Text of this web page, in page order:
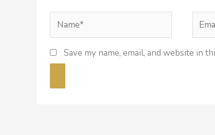
Save my name, email, and website in